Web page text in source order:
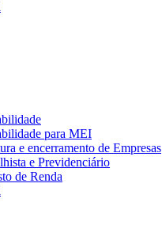
para MEI
e encerramento de Empresas
e Previdenciário
de Renda